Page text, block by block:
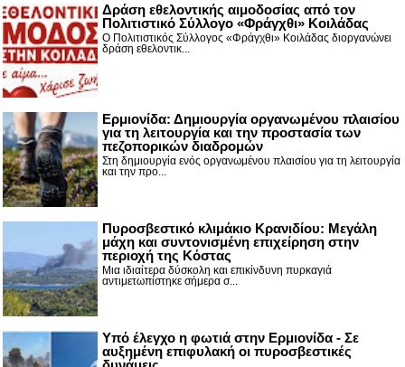
Δράση εθελοντικής αιμοδοσίας από τον
Πολιτιστικό Σύλλογο «Φράγχθι» Κοιλάδας
Ο Πολιτιστικός Σύλλογος «Φράγχθι» Κοιλάδας διοργανώνει
δράση εθελοντικ...
Ερμιονίδα: Δημιουργία οργανωμένου πλαισίου
για τη λειτουργία και την προστασία των
πεζοπορικών διαδρομών
Στη δημιουργία ενός οργανωμένου πλαισίου για τη λειτουργία
και την προ...
Πυροσβεστικό κλιμάκιο Κρανιδίου: Μεγάλη
μάχη και συντονισμένη επιχείρηση στην
περιοχή της Κόστας
Μια ιδιαίτερα δύσκολη και επικίνδυνη πυρκαγιά
αντιμετωπίστηκε σήμερα σ...
Υπό έλεγχο η φωτιά στην Ερμιονίδα - Σε
αυξημένη επιφυλακή οι πυροσβεστικές